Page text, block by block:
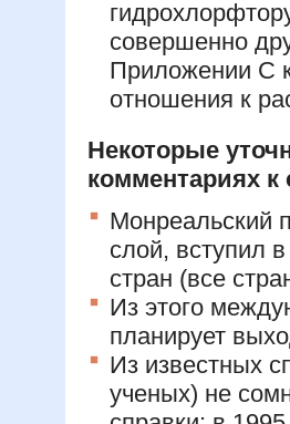
совершенно
Приложении С
отношения к
Некоторые
комментариях к
Монреальский
слой, вступил
стран (все
Из этого
планирует
Из известных
ученых) не